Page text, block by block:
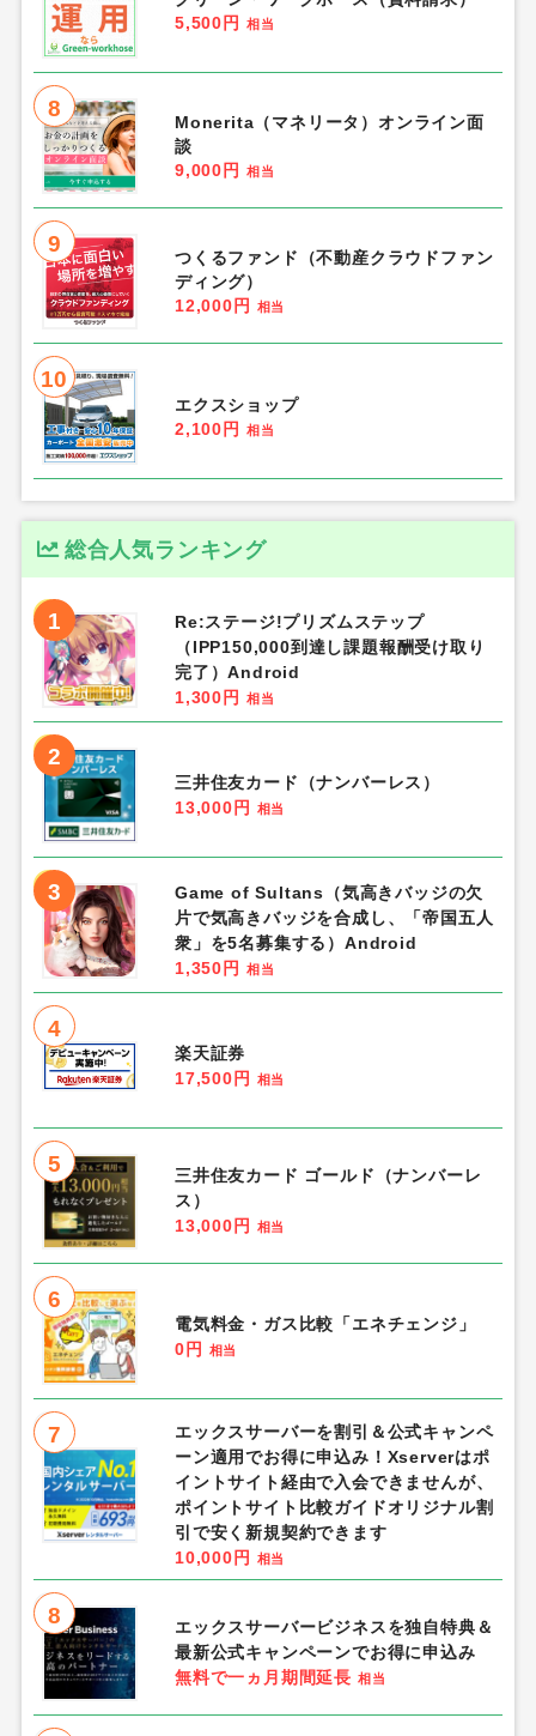
5,500円
相当
8
Monerita（マネリータ）オンライン面
談
9,000円
相当
9
つくるファンド（不動産クラウドファン
ディング）
12,000円
相当
10
エクスショップ
2,100円
相当
総合人気ランキング
1
Re:ステージ!プリズムステップ
（IPP150,000到達し課題報酬受け取り
完了）Android
1,300円
相当
2
三井住友カード（ナンバーレス）
13,000円
相当
3
Game of Sultans（気高きバッジの欠
片で気高きバッジを合成し、「帝国五人
衆」を5名募集する）Android
1,350円
相当
4
楽天証券
17,500円
相当
5
三井住友カード ゴールド（ナンバーレ
ス）
13,000円
相当
6
電気料金・ガス比較「エネチェンジ」
0円
相当
7
エックスサーバーを割引＆公式キャンペ
ーン適用でお得に申込み！Xserverはポ
イントサイト経由で入会できませんが、
ポイントサイト比較ガイドオリジナル割
引で安く新規契約できます
10,000円
相当
8
エックスサーバービジネスを独自特典＆
最新公式キャンペーンでお得に申込み
無料で一ヵ月期間延長 相当